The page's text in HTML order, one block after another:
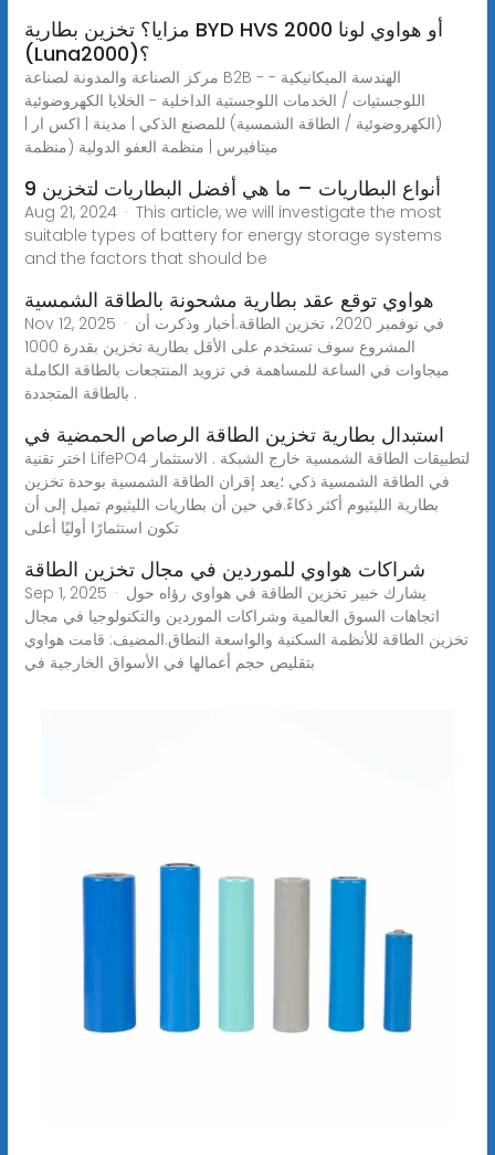
مزايا؟ تخزين بطارية BYD HVS أو هواوي لونا 2000
(Luna2000)؟
مركز الصناعة والمدونة لصناعة B2B - الهندسة الميكانيكية -
اللوجستيات / الخدمات اللوجستية الداخلية - الخلايا الكهروضوئية
(الكهروضوئية / الطاقة الشمسية) للمصنع الذكي | مدينة | اكس ار |
ميتافيرس | منظمة العفو الدولية (منظمة
9 أنواع البطاريات – ما هي أفضل البطاريات لتخزين
Aug 21, 2024 · This article, we will investigate the most
suitable types of battery for energy storage systems
and the factors that should be
هواوي توقع عقد بطارية مشحونة بالطاقة الشمسية
Nov 12, 2025 · في نوفمبر 2020، تخزين الطاقة.أخبار وذكرت أن
المشروع سوف تستخدم على الأقل بطارية تخزين بقدرة 1000
ميجاوات في الساعة للمساهمة في تزويد المنتجعات بالطاقة الكاملة
بالطاقة المتجددة .
استبدال بطارية تخزين الطاقة الرصاص الحمضية في
اختر تقنية LifePO4 لتطبيقات الطاقة الشمسية خارج الشبكة . الاستثمار
في الطاقة الشمسية ذكي ؛يعد إقران الطاقة الشمسية بوحدة تخزين
بطارية الليثيوم أكثر ذكاءً.في حين أن بطاريات الليثيوم تميل إلى أن
تكون استثمارًا أوليًا أعلى
شراكات هواوي للموردين في مجال تخزين الطاقة
Sep 1, 2025 · يشارك خبير تخزين الطاقة في هواوي رؤاه حول
اتجاهات السوق العالمية وشراكات الموردين والتكنولوجيا في مجال
تخزين الطاقة للأنظمة السكنية والواسعة النطاق.المضيف: قامت هواوي
بتقليص حجم أعمالها في الأسواق الخارجية في